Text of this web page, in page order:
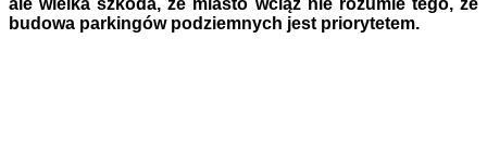
ale wielka szkoda, że miasto wciąż nie rozumie tego, że
budowa parkingów podziemnych jest priorytetem.